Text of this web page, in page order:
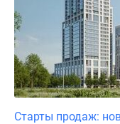
Коттеджные
поселки
лесу
Коттеджные
поселки
Старты продаж: